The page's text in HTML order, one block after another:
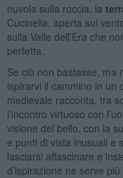
nuvola sulla roccia, la
Cucinella, aperta sul
sulla Valle dell’Era che
perfetta.
Se ciò non bastasse, ma
ispirarvi il cammino in un
medievale racconta, tra
l’incontro virtuoso con
visione del bello, con la
e punti di vista inusuali e
lasciarsi affascinare e
d’ispirazione ne serve